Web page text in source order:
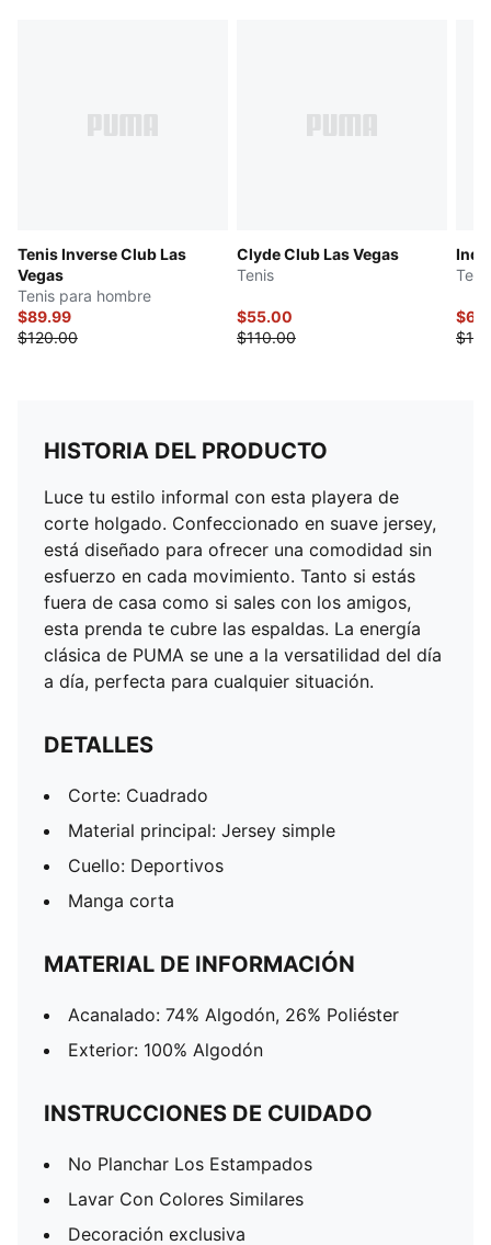
Tenis Inverse Club Las
Vegas
Tenis para hombre
$89.99
$120.00
Clyde Club Las Vegas
Tenis
$55.00
$110.00
HISTORIA DEL PRODUCTO
Luce tu estilo informal con esta playera de
corte holgado. Confeccionado en suave jersey,
está diseñado para ofrecer una comodidad sin
esfuerzo en cada movimiento. Tanto si estás
fuera de casa como si sales con los amigos,
esta prenda te cubre las espaldas. La energía
clásica de PUMA se une a la versatilidad del día
a día, perfecta para cualquier situación.
DETALLES
Corte: Cuadrado
Material principal: Jersey simple
Cuello: Deportivos
Manga corta
MATERIAL DE INFORMACIÓN
Acanalado: 74% Algodón, 26% Poliéster
Exterior: 100% Algodón
INSTRUCCIONES DE CUIDADO
No Planchar Los Estampados
Lavar Con Colores Similares
Decoración exclusiva